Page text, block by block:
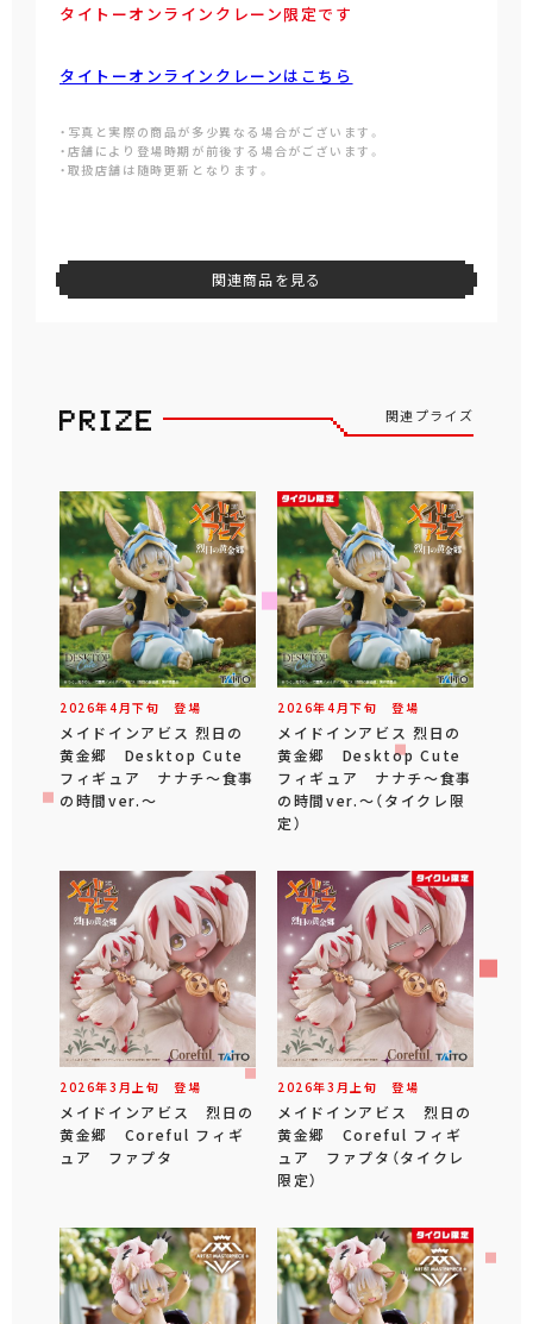
タイトーオンラインクレーン限定です
タイトーオンラインクレーンはこちら
・写真と実際の商品が多少異なる場合がございます。
・店舗により登場時期が前後する場合がございます。
・取扱店舗は随時更新となります。
関連商品を見る
関連プライズ
2026年4 月下旬 登場
メイドインアビス 烈日の
黄金郷 Desktop Cute
フィギュア ナナチ～食事
の時間ver.～
2026年4 月下旬 登場
メイドインアビス 烈日の
黄金郷 Desktop Cute
フィギュア ナナチ～食事
の時間ver.～（タイクレ限
定）
2026年3 月 上旬 登場
メイドインアビス 烈日の
黄金郷 Coreful フィギ
ュア ファプタ
2026年3 月 上旬 登場
メイドインアビス 烈日の
黄金郷 Coreful フィギ
ュア ファプタ（タイクレ
限定）